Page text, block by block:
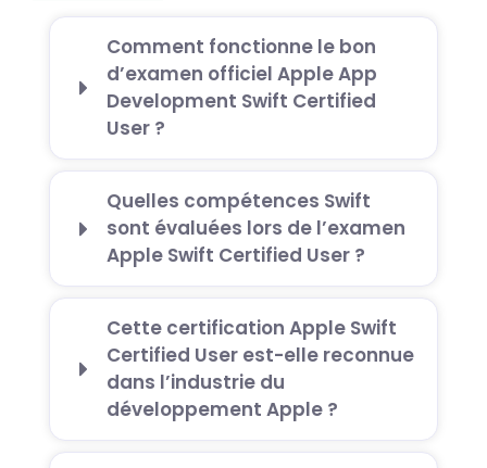
Comment fonctionne le bon
d’examen officiel Apple App
Development Swift Certified
User ?
Quelles compétences Swift
sont évaluées lors de l’examen
Apple Swift Certified User ?
Cette certification Apple Swift
Certified User est-elle reconnue
dans l’industrie du
développement Apple ?